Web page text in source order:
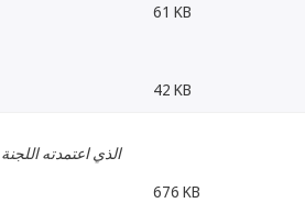
61 KB
42 KB
الذي اعتمدته اللجنة
676 KB